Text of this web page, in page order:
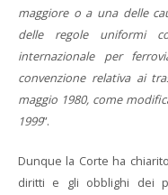
maggiore o a una delle
delle regole uniformi
internazionale per
convenzione relativa ai
maggio 1980, come
1999”.
Dunque la Corte ha
diritti e gli obblighi dei